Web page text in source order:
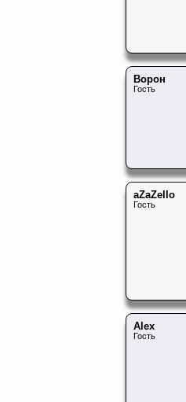
Ворон
Гость
aZaZello
Гость
Alex
Гость